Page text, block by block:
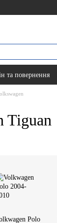
та повернення
Tiguan
Polo